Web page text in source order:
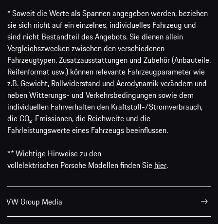
* Soweit die Werte als Spannen angegeben werden, beziehen
sie sich nicht auf ein einzelnes, individuelles Fahrzeug und
sind nicht Bestandteil des Angebots. Sie dienen allein
Vergleichszwecken zwischen den verschiedenen
Fahrzeugtypen. Zusatzausstattungen und Zubehör (Anbauteile,
Reifenformat usw.) können relevante Fahrzeugparameter wie
z.B. Gewicht, Rollwiderstand und Aerodynamik verändern und
neben Witterungs- und Verkehrsbedingungen sowie dem
individuellen Fahrverhalten den Kraftstoff-/Stromverbrauch,
die CO₂-Emissionen, die Reichweite und die
Fahrleistungswerte eines Fahrzeugs beeinflussen.
** Wichtige Hinweise zu den
vollelektrischen Porsche Modellen finden Sie hier.
VW Group Media